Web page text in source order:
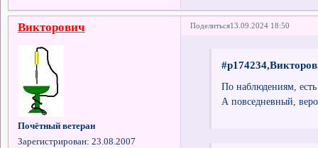
Поделиться13.09.2024 18:50
Викторович
Почётный ветеран
Зарегистрирован: 23.08.2007
По наблюдениям,
А повседневный,